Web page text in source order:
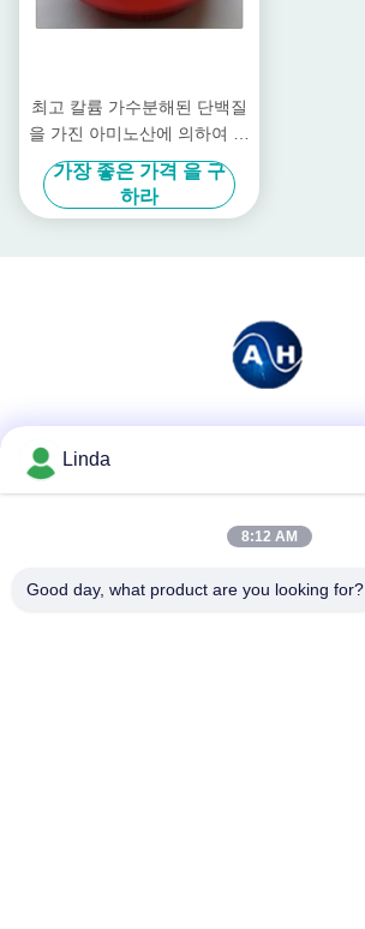
최고 칼륨 가수분해된 단백질
을 가진 아미노산에 의하여 킬
레이트화되는 미량 영양소 비
료
가장 좋은 가격 을 구
하라
전화
Linda
8:12 AM
Good day, what product are you looking for?